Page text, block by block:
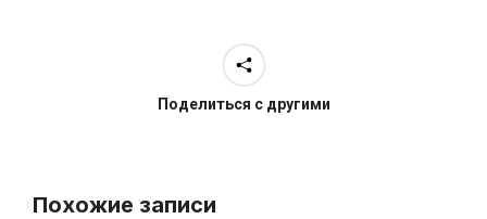
Поделиться с другими
Похожие записи